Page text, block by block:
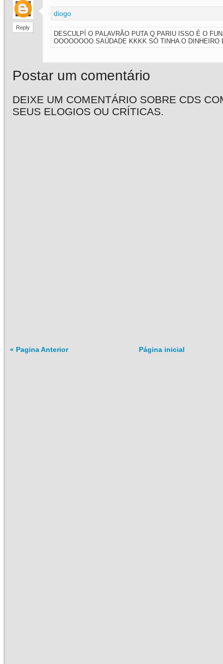
Reply
diogo
DESCULPÍ O PALAVRÃO PUTA Q PARIU ISSO É O
OOOOOOOO SAÚDADE KKKK SÓ TINHA O DINHEIRO
Postar um comentário
DEIXE UM COMENTÁRIO SOBRE CDS
SEUS ELOGIOS OU CRÍTICAS.
« Pagina Anterior Página inicial